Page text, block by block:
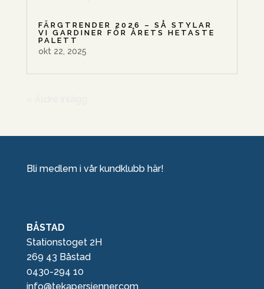
FÄRGTRENDER 2026 – SÅ STYLAR
VI GARDINER FÖR ÅRETS HETASTE
PALETT
okt 22, 2025
Bli medlem i vår kundklubb här!
BÅSTAD
Stationstoget 2H
269 43 Båstad
0430-294 10
info@tekapersienner.com